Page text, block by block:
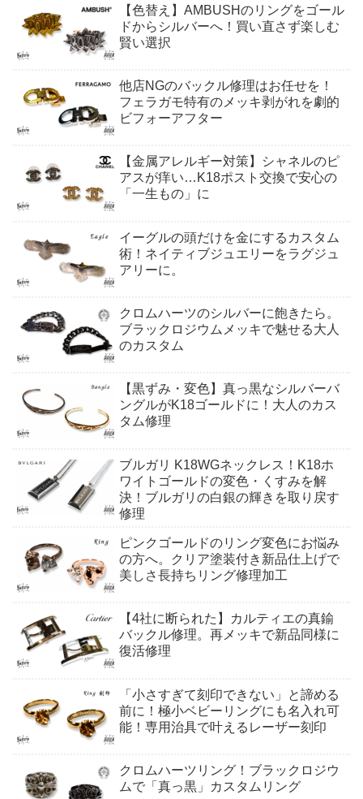
【色替え】AMBUSHのリングをゴール
ドからシルバーへ！買い直さず楽しむ
賢い選択
他店NGのバックル修理はお任せを！
フェラガモ特有のメッキ剥がれを劇的
ビフォーアフター
【金属アレルギー対策】シャネルのピ
アスが痒い…K18ポスト交換で安心の
「一生もの」に
イーグルの頭だけを金にするカスタム
術！ネイティブジュエリーをラグジュ
アリーに。
クロムハーツのシルバーに飽きたら。
ブラックロジウムメッキで魅せる大人
のカスタム
【黒ずみ・変色】真っ黒なシルバーバ
ングルがK18ゴールドに！大人のカス
タム修理
ブルガリ K18WGネックレス！K18ホ
ワイトゴールドの変色・くすみを解
決！ブルガリの白銀の輝きを取り戻す
修理
ピンクゴールドのリング変色にお悩み
の方へ。クリア塗装付き新品仕上げで
美しさ長持ちリング修理加工
【4社に断られた】カルティエの真鍮
バックル修理。再メッキで新品同様に
復活修理
「小さすぎて刻印できない」と諦める
前に！極小ベビーリングにも名入れ可
能！専用治具で叶えるレーザー刻印
クロムハーツリング！ブラックロジウ
ムで「真っ黒」カスタムリング